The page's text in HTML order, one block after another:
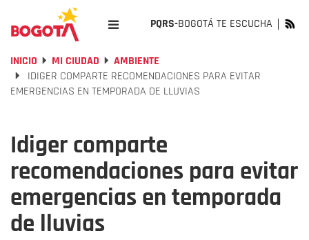
PQRS-BOGOTÁ TE ESCUCHA
INICIO MI CIUDAD
AMBIENTE
IDIGER COMPARTE RECOMENDACIONES PARA EVITAR
EMERGENCIAS EN TEMPORADA DE LLUVIAS
Idiger comparte
recomendaciones para evitar
emergencias en temporada
de lluvias